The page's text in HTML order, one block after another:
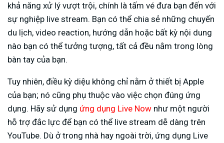
khả năng xử lý vượt trội, chính là tấm vé đưa bạn đến với
sự nghiệp live stream. Bạn có thể chia sẻ những chuyến
du lịch, video reaction, hướng dẫn hoặc bất kỳ nội dung
nào bạn có thể tưởng tượng, tất cả đều nằm trong lòng
bàn tay của bạn.
Tuy nhiên, điều kỳ diệu không chỉ nằm ở thiết bị Apple
của bạn; nó cũng phụ thuộc vào việc chọn đúng ứng
dụng. Hãy sử dụng ứng dụng Live Now như một người
hỗ trợ đắc lực để bạn có thể live stream dễ dàng trên
YouTube. Dù ở trong nhà hay ngoài trời, ứng dụng Live